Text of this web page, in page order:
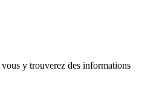
y trouverez des informations